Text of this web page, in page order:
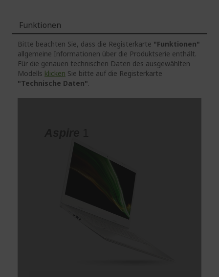
Funktionen
Bitte beachten Sie, dass die Registerkarte "Funktionen"
allgemeine Informationen über die Produktserie enthält.
Für die genauen technischen Daten des ausgewählten
Modells klicken Sie bitte auf die Registerkarte
"Technische Daten".